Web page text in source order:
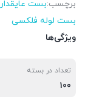
برچسب:بست عایقدار
بست لوله فلکسی
ویژگی‌ها
تعداد در بسته
100